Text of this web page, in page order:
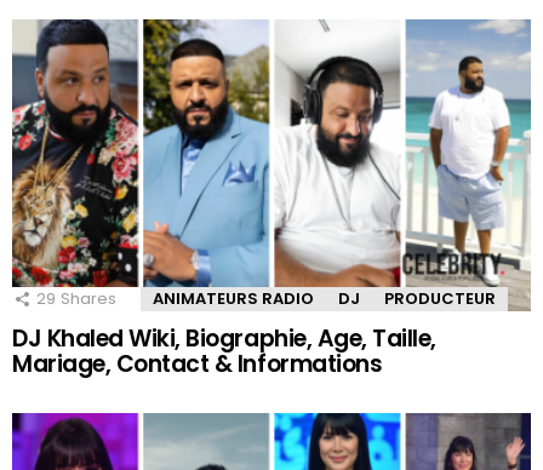
29 Shares ANIMATEURS RADIO DJ PRODUCTEUR
DJ Khaled Wiki, Biographie, Age, Taille,
Mariage, Contact & Informations